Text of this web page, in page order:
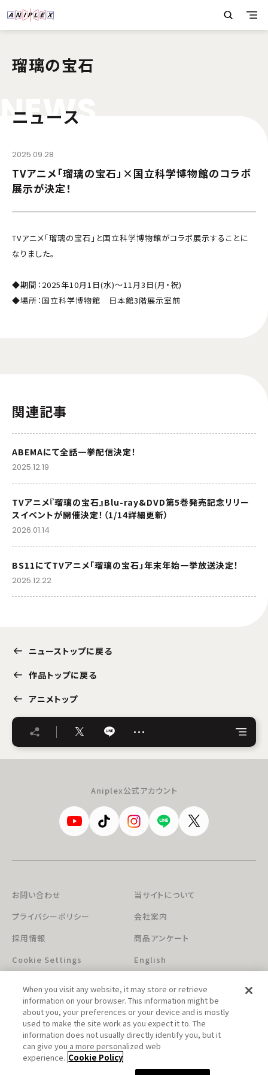
瑠璃の宝石
NEWS
ニュース
2025.09.28
TVアニメ「瑠璃の宝石」×国立科学博物館のコラボ
展示が決定！
TVアニメ「瑠璃の宝石」と国立科学博物館がコラボ展示することに
なりました。
◆期間：2025年10月1日(水)～11月3日(月・祝)
◆場所：国立科学博物館 日本館3階展示室前
関連記事
ABEMAにて全話一挙配信決定！
2025.12.19
TVアニメ『瑠璃の宝石』Blu-ray&DVD第5巻発売記念リリー
スイベントが開催決定！（1/14詳細更新）
2026.01.14
BS11にてTVアニメ「瑠璃の宝石」年末年始一挙放送決定！
2025.12.22
ニューストップに戻る
作品トップに戻る
アニメトップ
…
Aniplex公式アカウント
お問い合わせ
当サイトについて
プライバシーポリシー
会社案内
採用情報
商品アンケート
Cookie Settings
English
このホームページに掲載されている著作物の無断利用を禁じます。
When you visit any website, it may store or retrieve
information on your browser. This information might be
about you, your preferences or your device and is mostly
used to make the site work as you expect it to. The
information does not usually directly identify you, but it
can give you a more personalized web
experience. Cookie Policy